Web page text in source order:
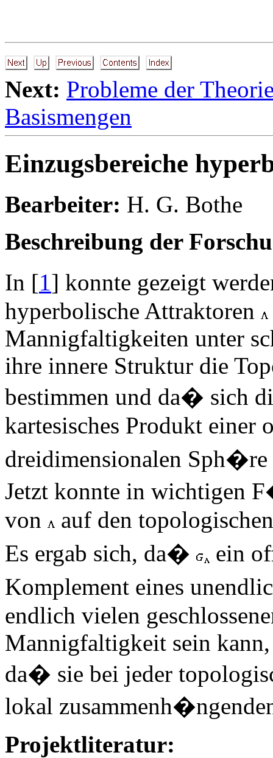
Next: Probleme der
Basismengen
Einzugsbereiche
Bearbeiter: H. G. Bothe
Beschreibung der
In [1] konnte gezeigt
hyperbolische Attraktoren
Mannigfaltigkeiten unter
ihre innere Struktur die
bestimmen und da� sich
kartesisches Produkt einer
dreidimensionalen Sph�re
Jetzt konnte in wichtigen
von
auf den
Es ergab sich, da�
ein
Komplement eines
endlich vielen
Mannigfaltigkeit sein
da� sie bei jeder
lokal
Projektliteratur: